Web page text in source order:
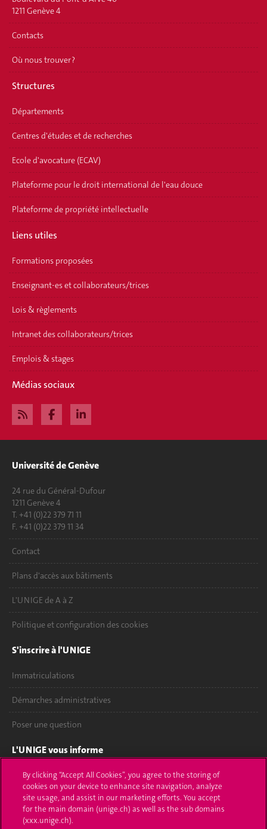
1211 Genève 4
Contacts
Où nous trouver ?
Structures
Départements
Centres d'études et de recherches
Ecole d'avocature (ECAV)
Plateforme pour le droit international de l'eau douce
Plateforme de propriété intellectuelle
Liens utiles
Formations proposées
Enseignant-es et collaborateurs/trices
Lois & règlements
Intranet des collaborateurs/trices
Emplois & stages
Médias sociaux
Université de Genève
24 rue du Général-Dufour
1211 Genève 4
T. +41 (0)22 379 71 11
F. +41 (0)22 379 11 34
Contact
Plans d'accès aux bâtiments
L'UNIGE de A à Z
Politique et configuration des cookies
S'inscrire à l'UNIGE
Immatriculations
Démarches administratives
Poser une question
L'UNIGE vous informe
UNIGE Mobile
Médias
Offres d'emploi
By clicking “Accept All Cookies”, you agree to the storing of
cookies on your device to enhance site navigation, analyze
site usage, and assist in our marketing efforts. You accept
for the main domain (unige.ch) as well as the sub domains
(xxx.unige.ch).